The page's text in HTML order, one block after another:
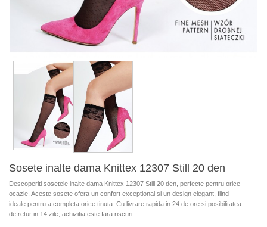
Sosete inalte dama Knittex 12307 Still 20 den
Descoperiti sosetele inalte dama Knittex 12307 Still 20 den, perfecte pentru orice
ocazie. Aceste sosete ofera un confort exceptional si un design elegant, fiind
ideale pentru a completa orice tinuta. Cu livrare rapida in 24 de ore si posibilitatea
de retur in 14 zile, achizitia este fara riscuri.